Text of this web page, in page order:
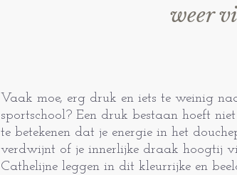
weer
Vaak moe, erg druk en iets te weinig
sportschool? Een druk bestaan hoeft
te betekenen dat je energie in het
verdwijnt of je innerlijke draak hoogtij
Cathelijne leggen in dit kleurrijke en